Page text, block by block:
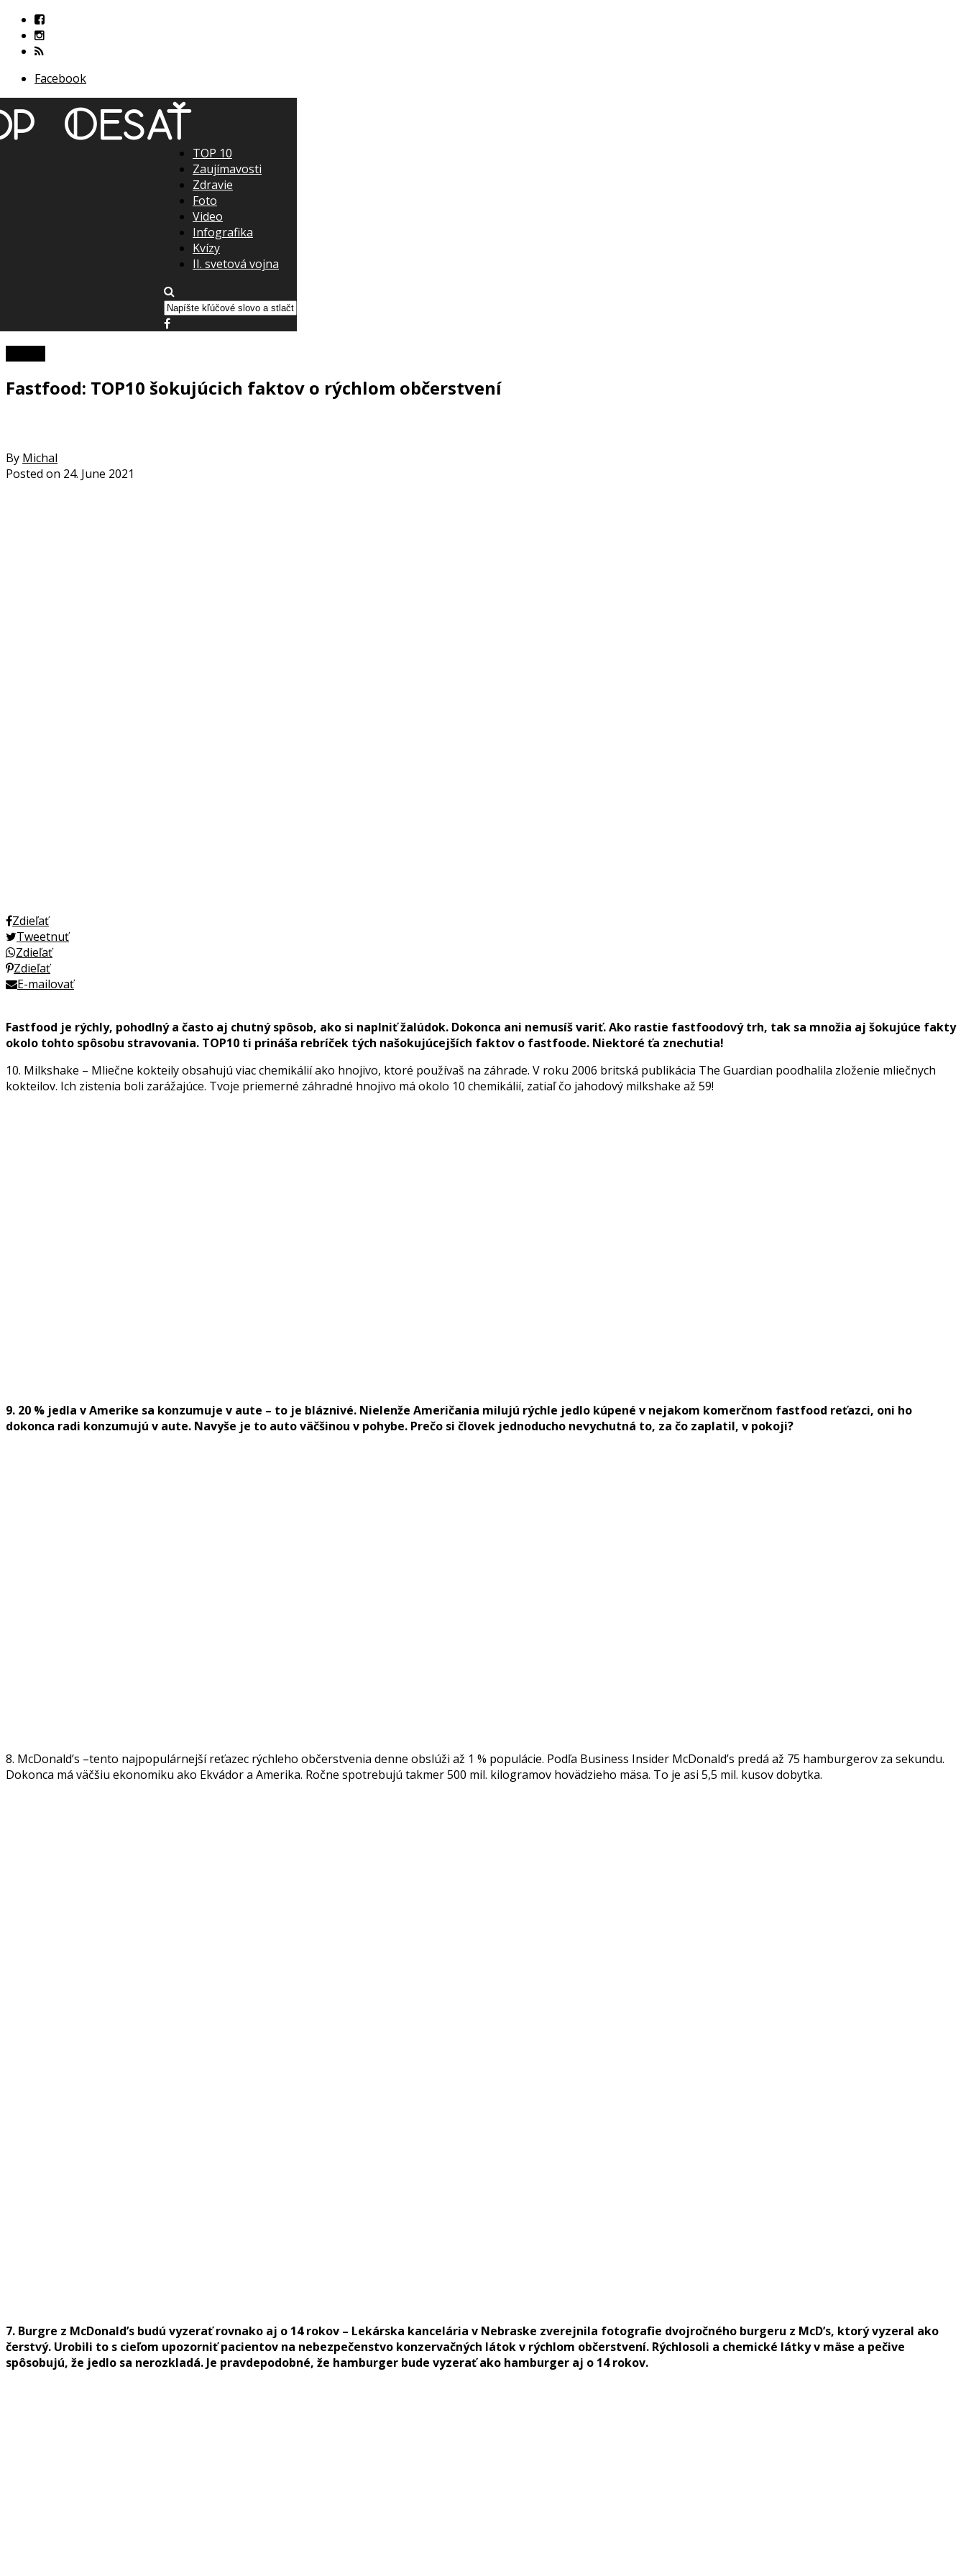
Facebook
TOP 10
Zaujímavosti
Zdravie
Foto
Video
Infografika
Kvízy
II. svetová vojna
Fastfood: TOP10 šokujúcich faktov o rýchlom občerstvení
By Michal
Posted on 24. June 2021
Zdieľať
Tweetnuť
Zdieľať
Zdieľať
E-mailovať
Fastfood je rýchly, pohodlný a často aj chutný spôsob, ako si naplniť žalúdok. Dokonca ani nemusíš variť. Ako rastie fastfoodový trh, tak sa množia aj šokujúce fakty
okolo tohto spôsobu stravovania. TOP10 ti prináša rebríček tých našokujúcejších faktov o fastfoode. Niektoré ťa znechutia!
10. Milkshake – Mliečne kokteily obsahujú viac chemikálií ako hnojivo, ktoré používaš na záhrade. V roku 2006 britská publikácia The Guardian poodhalila zloženie mliečnych
kokteilov. Ich zistenia boli zarážajúce. Tvoje priemerné záhradné hnojivo má okolo 10 chemikálií, zatiaľ čo jahodový milkshake až 59!
9. 20 % jedla v Amerike sa konzumuje v aute – to je bláznivé. Nielenže Američania milujú rýchle jedlo kúpené v nejakom komerčnom fastfood reťazci, oni ho
dokonca radi konzumujú v aute. Navyše je to auto väčšinou v pohybe. Prečo si človek jednoducho nevychutná to, za čo zaplatil, v pokoji?
8. McDonald’s –tento najpopulárnejší reťazec rýchleho občerstvenia denne obslúži až 1 % populácie. Podľa Business Insider McDonald’s predá až 75 hamburgerov za sekundu.
Dokonca má väčšiu ekonomiku ako Ekvádor a Amerika. Ročne spotrebujú takmer 500 mil. kilogramov hovädzieho mäsa. To je asi 5,5 mil. kusov dobytka.
7. Burgre z McDonald’s budú vyzerať rovnako aj o 14 rokov – Lekárska kancelária v Nebraske zverejnila fotografie dvojročného burgeru z McD’s, ktorý vyzeral ako
čerstvý. Urobili to s cieľom upozorniť pacientov na nebezpečenstvo konzervačných látok v rýchlom občerstvení. Rýchlosoli a chemické látky v mäse a pečive
spôsobujú, že jedlo sa nerozkladá. Je pravdepodobné, že hamburger bude vyzerať ako hamburger aj o 14 rokov.